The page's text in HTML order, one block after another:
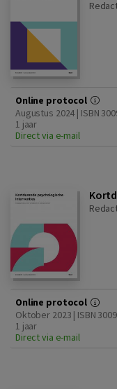
Online protocol
Augustus 2024 | ISBN
1 jaar
Direct via e-mail
Online protocol
Oktober 2023 | ISBN
1 jaar
Direct via e-mail